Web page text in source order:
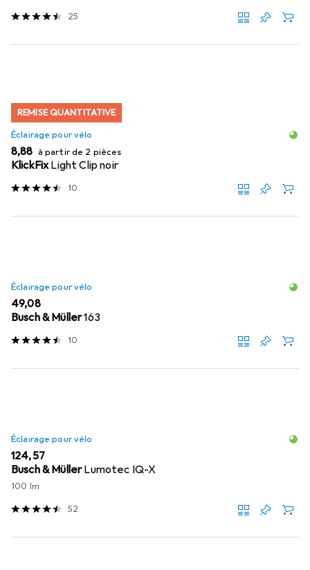
25
REMISE QUANTITATIVE
Éclairage pour vélo
EUR
8,88 à partir de 2 pièces
KlickFixLight Clip noir
10
Éclairage pour vélo
EUR
49,08
Busch & Müller163
10
Éclairage pour vélo
EUR
124,57
Busch & MüllerLumotec IQ-X
100 lm
52